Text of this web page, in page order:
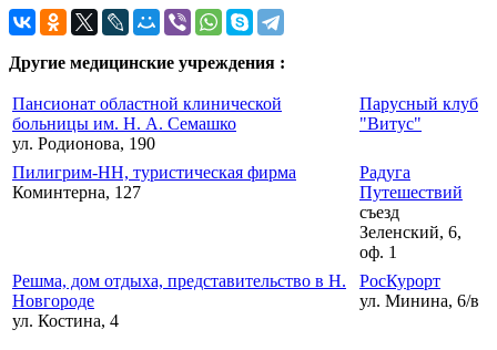
Другие медицинские учреждения :
Пансионат областной клинической
больницы им. Н. А. Семашко
ул. Родионова, 190
Парусный клуб
"Витус"
Пилигрим-НН, туристическая фирма
Коминтерна, 127
Радуга
Путешествий
съезд
Зеленский, 6,
оф. 1
Решма, дом отдыха, представительство в Н.
Новгороде
ул. Костина, 4
РосКурорт
ул. Минина, 6/в